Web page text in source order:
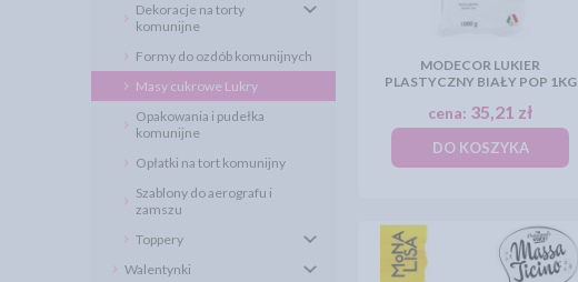
Dekoracje na torty
komunijne
Formy do ozdób komunijnych
Masy cukrowe Lukry
Opakowania i pudełka
komunijne
Opłatki na tort komunijny
Szablony do aerografu i
zamszu
Toppery
Walentynki
MODECOR LUKIER
PLASTYCZNY BIAŁY POP 1KG
cena: 35,21 zł
DO KOSZYKA